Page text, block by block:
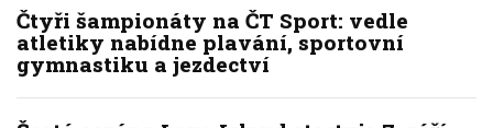
Čtyři šampionáty na ČT Sport: vedle
atletiky nabídne plavání, sportovní
gymnastiku a jezdectví